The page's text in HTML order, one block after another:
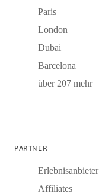
Paris
London
Dubai
Barcelona
über 207 mehr
PARTNER
Erlebnisanbieter
Affiliates